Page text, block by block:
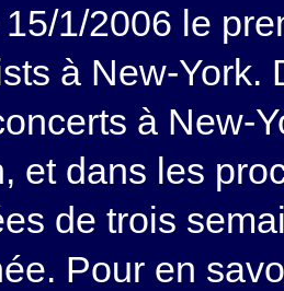
1/2006 le
à New-York.
à New-
et dans les
de trois
Pour en